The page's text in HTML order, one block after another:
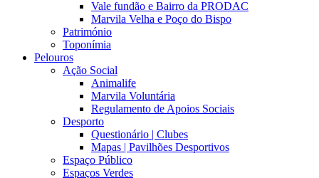
Vale fundão e Bairro da PRODAC
Marvila Velha e Poço do Bispo
Património
Toponímia
Pelouros
Ação Social
Animalife
Marvila Voluntária
Regulamento de Apoios Sociais
Desporto
Questionário | Clubes
Mapas | Pavilhões Desportivos
Espaço Público
Espaços Verdes